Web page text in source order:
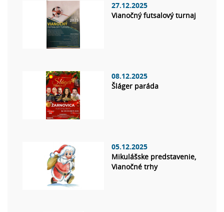
27.12.2025
Vianočný futsalový turnaj
08.12.2025
Šláger paráda
05.12.2025
Mikulášske predstavenie,
Vianočné trhy